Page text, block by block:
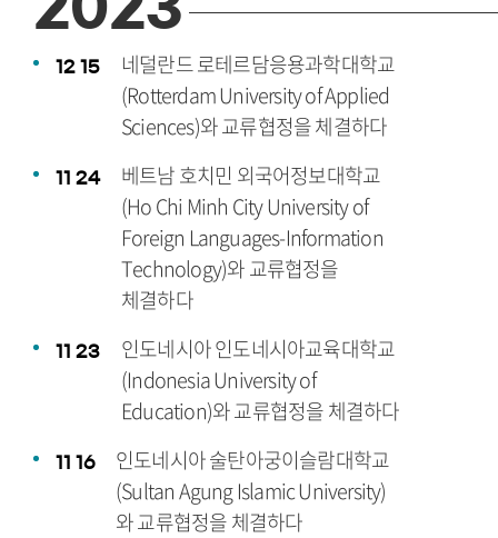
12 15
네덜란드 로테르담응용과학대학교
(Rotterdam University of Applied
Sciences)와 교류협정을 체결하다
11 24
베트남 호치민 외국어정보대학교
(Ho Chi Minh City University of
Foreign Languages-Information
Technology)와 교류협정을
체결하다
11 23
인도네시아 인도네시아교육대학교
(Indonesia University of
Education)와 교류협정을 체결하다
11 16
인도네시아 술탄아궁이슬람대학교
(Sultan Agung Islamic University)
와 교류협정을 체결하다